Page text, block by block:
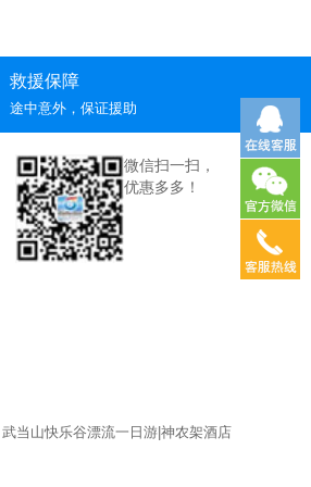
救援保障
途中意外，保证援助
微信扫一扫，
优惠多多！
当山快乐谷漂流一日游|神农架酒店